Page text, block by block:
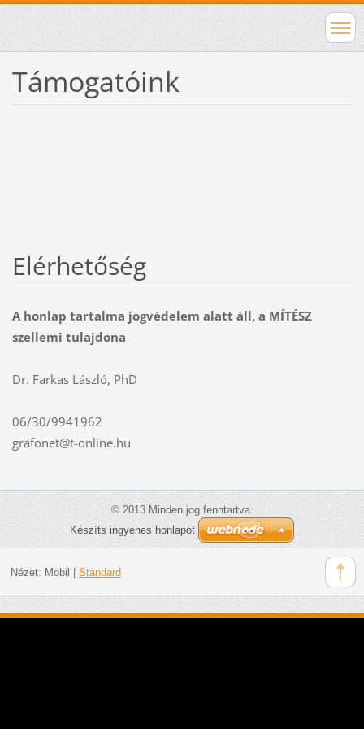
Támogatóink
Elérhetőség
A honlap tartalma jogvédelem alatt áll, a MÍTÉSZ
szellemi tulajdona
Dr. Farkas László, PhD
06/30/9941962
grafonet@t-online.hu
© 2013 Minden jog fenntartva.
Készíts ingyenes honlapot
Nézet: Mobil Standard